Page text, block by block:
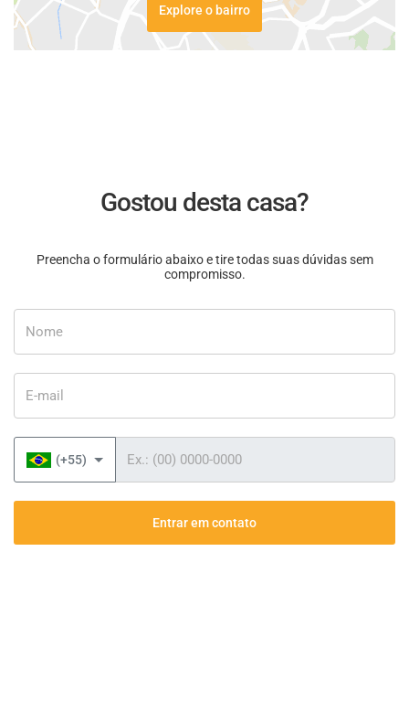
Explore o bairro
Gostou desta casa?
Preencha o formulário abaixo e tire todas suas dúvidas sem
compromisso.
(+55)
Entrar em contato